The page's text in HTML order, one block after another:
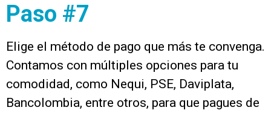
Paso #7
Elige el método de pago que más te convenga.
Contamos con múltiples opciones para tu
comodidad, como Nequi, PSE, Daviplata,
Bancolombia, entre otros, para que pagues de